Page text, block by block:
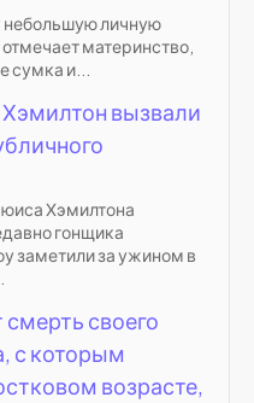
небольшую личную
материнство,
сумка и...
вызвали
Хэмилтона
гонщика
заметили за ужином в
своего
с которым
возрасте,